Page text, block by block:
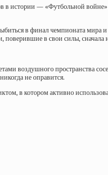
истории — «Футбольной
в финал чемпионата
в свои силы,
воздушного пространства
не оправится.
в котором активно